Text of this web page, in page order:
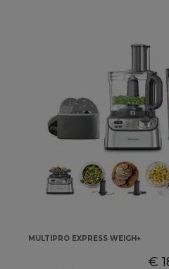
MULTIPRO EXPRESS WEIGH+
€